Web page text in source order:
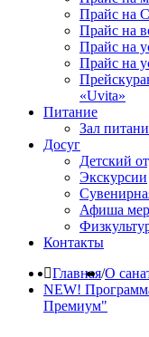
Прайс на
Прайс на
Прайс на
Прайс на
«Uvita»
Питание
Зал
Досуг
Детский
Экскурсии
Афиша
Контакты
Главная/О
NEW!
Премиум"